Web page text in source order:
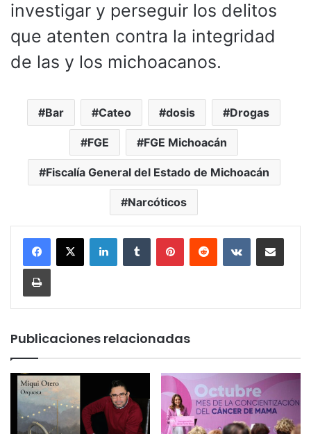
investigar y perseguir los delitos
que atenten contra la integridad
de las y los michoacanos.
Bar Cateo dosis Drogas
FGE FGE Michoacán
Fiscalía General del Estado de Michoacán
Narcóticos
LinkedInTumblr PinterestReddit VKontakteCompartir por
Imprimir
Publicaciones relacionadas